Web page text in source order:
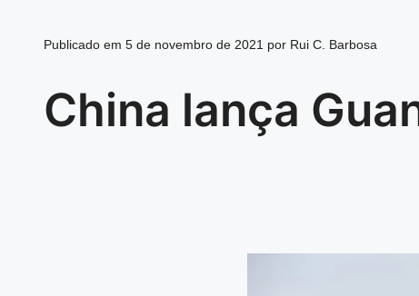
Publicado em 5 de novembro de 2021 por Rui C. Barbosa
China lança